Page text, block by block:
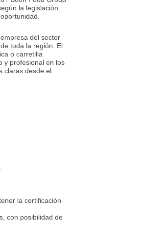
la legislación
del sector
toda la región. El
o carretilla
y profesional en los
claras desde el
la certificación
con posibilidad de